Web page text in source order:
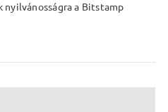
a Bitstamp